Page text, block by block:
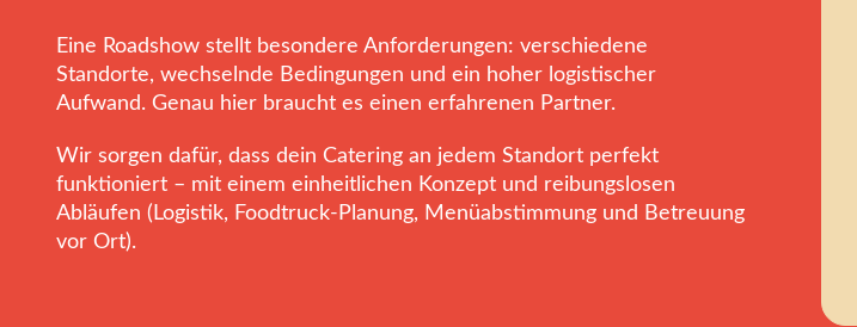
Eine Roadshow stellt besondere Anforderungen: verschiedene
Standorte, wechselnde Bedingungen und ein hoher logistischer
Aufwand. Genau hier braucht es einen erfahrenen Partner.
Wir sorgen dafür, dass dein Catering an jedem Standort perfekt
funktioniert – mit einem einheitlichen Konzept und reibungslosen
Abläufen (Logistik, Foodtruck-Planung, Menüabstimmung und Betreuung
vor Ort).